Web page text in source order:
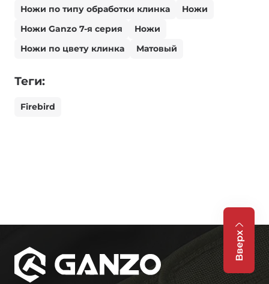
Ножи по типу обработки клинка
Ножи
Ножи Ganzo 7-я серия
Ножи
Ножи по цвету клинка
Матовый
Теги:
Firebird
Вверх